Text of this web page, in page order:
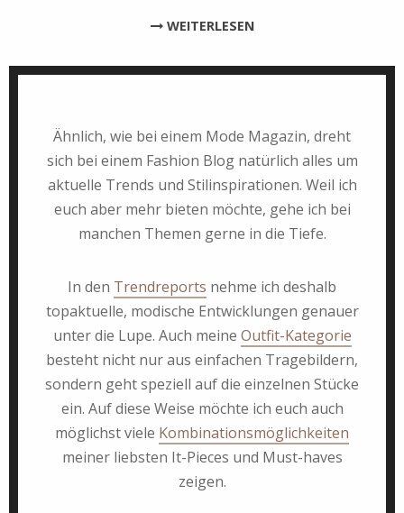
WEITERLESEN
Ähnlich, wie bei einem Mode Magazin, dreht
sich bei einem Fashion Blog natürlich alles um
aktuelle Trends und Stilinspirationen. Weil ich
euch aber mehr bieten möchte, gehe ich bei
manchen Themen gerne in die Tiefe.
In den Trendreports nehme ich deshalb
topaktuelle, modische Entwicklungen genauer
unter die Lupe. Auch meine Outfit-Kategorie
besteht nicht nur aus einfachen Tragebildern,
sondern geht speziell auf die einzelnen Stücke
ein. Auf diese Weise möchte ich euch auch
möglichst viele Kombinationsmöglichkeiten
meiner liebsten It-Pieces und Must-haves
zeigen.